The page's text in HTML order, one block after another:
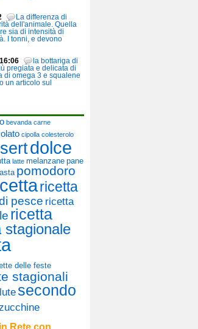
La differenza di
dell'animale. Quella
sia di intensità di
I tonni, e devono
la bottariga di
pregiata e delicata di
di omega 3 e squalene
un articolo sul
bevanda carne
cipolla colesterolo
dolce
latte melanzane pane
pomodoro
ricetta
pesce ricetta
ricetta
stagionale
delle feste
stagionali
secondo
Rete con...